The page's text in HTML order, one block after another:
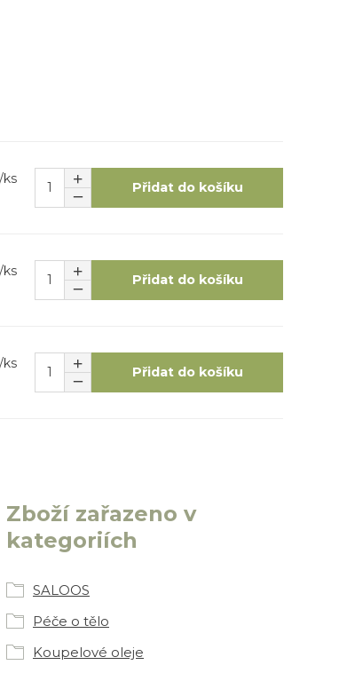
/ks
Přidat do košíku
/ks
Přidat do košíku
/ks
Přidat do košíku
Zboží zařazeno v
kategoriích
SALOOS
Péče o tělo
Koupelové oleje